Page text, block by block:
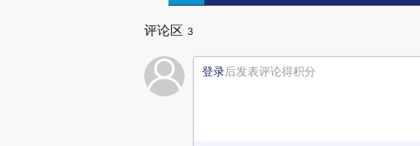
评论区 3
登录后发表评论得积分